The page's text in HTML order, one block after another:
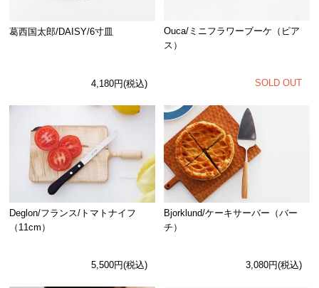
葛西国太郎/DAISY/6寸皿
4,180円(税込)
Ouca/ミニフラワーブーケ（ピア
ス）
SOLD OUT
Deglon/フランス/トマトナイフ
（11cm）
5,500円(税込)
Bjorklund/ケーキサーバー（バー
チ）
3,080円(税込)